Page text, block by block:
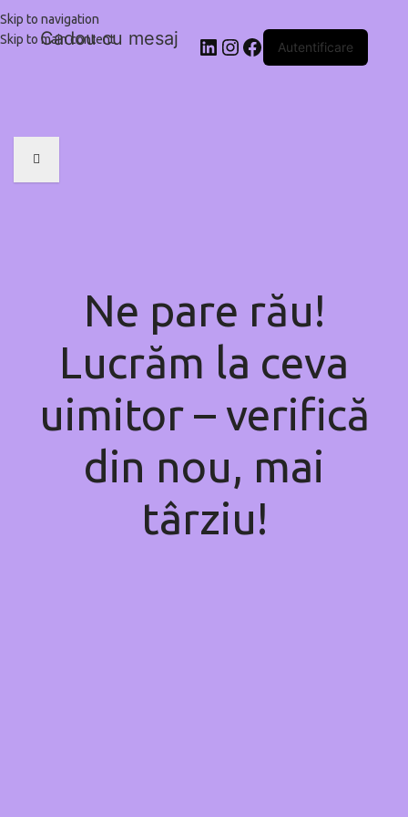
Skip to navigation
Skip to main content
Cadou cu mesaj Autentificare
Ne pare rău!
Lucrăm la ceva
uimitor – verifică
din nou, mai
târziu!